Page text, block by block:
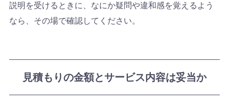
説明を受けるときに、なにか疑問や違和感を覚えるよう
なら、その場で確認してください。
見積もりの金額とサービス内容は妥当か